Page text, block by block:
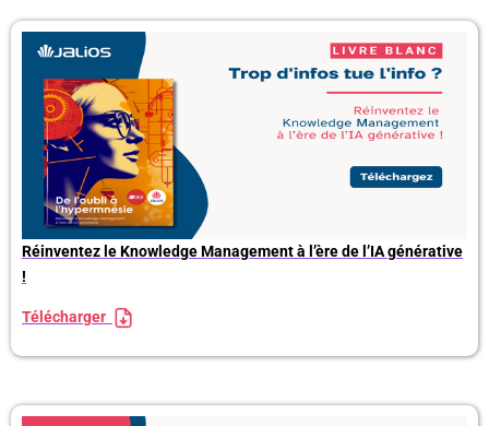
Réinventez le Knowledge Management à l’ère de l’IA générative
!
Télécharger